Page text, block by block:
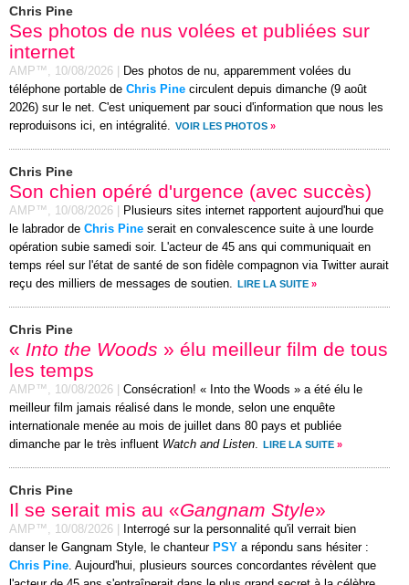
Chris Pine
Ses photos de nus volées et publiées sur
internet
AMP™, 10/08/2026
Des photos de nu, apparemment volées du
téléphone portable de Chris Pine circulent depuis dimanche (9 août
2026) sur le net. C'est uniquement par souci d'information que nous les
reproduisons ici, en intégralité. VOIR LES PHOTOS »
Chris Pine
Son chien opéré d'urgence (avec succès)
AMP™, 10/08/2026
Plusieurs sites internet rapportent aujourd'hui que
le labrador de Chris Pine serait en convalescence suite à une lourde
opération subie samedi soir. L'acteur de 45 ans qui communiquait en
temps réel sur l'état de santé de son fidèle compagnon via Twitter aurait
reçu des milliers de messages de soutien.
LIRE LA SUITE »
Chris Pine
« Into the Woods » élu meilleur film de tous
les temps
AMP™, 10/08/2026
Consécration! « Into the Woods » a été élu le
meilleur film jamais réalisé dans le monde, selon une enquête
internationale menée au mois de juillet dans 80 pays et publiée
dimanche par le très influent Watch and Listen. LIRE LA SUITE »
Chris Pine
Il se serait mis au «Gangnam Style»
AMP™, 10/08/2026
Interrogé sur la personnalité qu'il verrait bien
danser le Gangnam Style, le chanteur PSY a répondu sans hésiter :
Chris Pine. Aujourd'hui, plusieurs sources concordantes révèlent que